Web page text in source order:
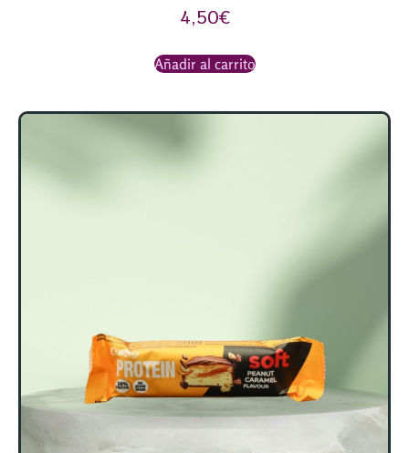
4,50€
Añadir al carrito